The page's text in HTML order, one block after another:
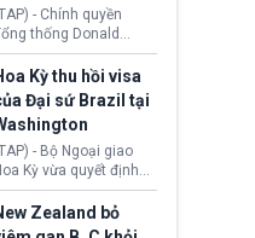
- Chính quyền
thống Donald
đã hoàn trả
100 tỷ USD thuế
quan từng thu theo Đạo
Quyền hạn Kinh tế
cấp Quốc tế
Động thái này
ra sau phán quyết
tháng 2 bởi Tòa án
cao Hoa Kỳ
(SCOTUS) khi tuyên bố,
Kỳ thu hồi visa
Đại sứ Brazil tại
- Bộ Ngoại giao
Kỳ vừa quyết định
hồi thị thực (visa)
bà Maria Luiza
Ribeiro Viotti - Đại sứ
Zealand bỏ